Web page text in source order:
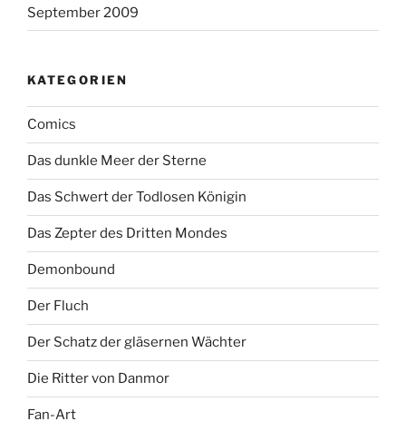
September 2009
KATEGORIEN
Comics
Das dunkle Meer der Sterne
Das Schwert der Todlosen Königin
Das Zepter des Dritten Mondes
Demonbound
Der Fluch
Der Schatz der gläsernen Wächter
Die Ritter von Danmor
Fan-Art